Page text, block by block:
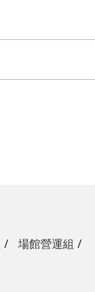
場館營運組